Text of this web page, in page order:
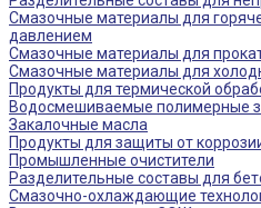
Смазочные материалы для
давлением
Смазочные материалы для
Смазочные материалы для
Продукты для термической
Водосмешиваемые полимерные
Закалочные масла
Продукты для защиты от
Промышленные очистители
Разделительные составы для
Смазочно-охлаждающие